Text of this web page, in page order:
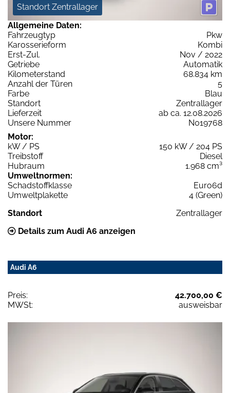
Standort Zentrallager
Allgemeine Daten:
Fahrzeugtyp
Pkw
Karosserieform
Kombi
Erst-Zul.
Nov / 2022
Getriebe
Automatik
Kilometerstand
68.834 km
Anzahl der Türen
5
Farbe
Blau
Standort
Zentrallager
Lieferzeit
ab ca. 12.08.2026
Unsere Nummer
N019768
Motor:
kW / PS
150 kW / 204 PS
Treibstoff
Diesel
Hubraum
1.968 cm³
Umweltnormen:
Schadstoffklasse
Euro6d
Umweltplakette
4 (Green)
Standort
Zentrallager
Details zum Audi A6 anzeigen
Audi A6
Preis:
42.700,00 €
MWSt:
ausweisbar